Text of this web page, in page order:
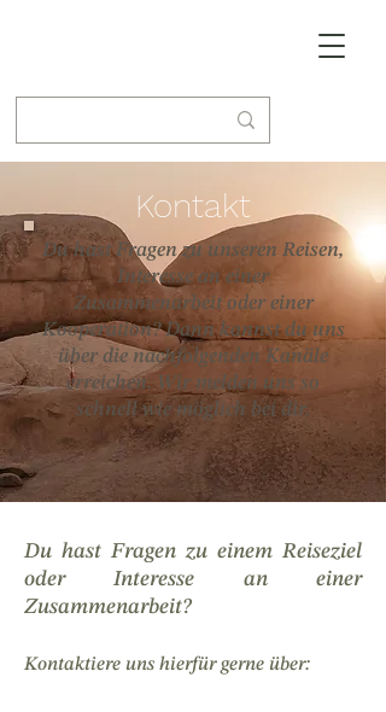
Du hast Fragen zu unseren Reisen,
Interesse an einer
Zusammenarbeit oder einer
Kooperation? Dann kannst du uns
über die nachfolgenden Kanäle
erreichen. Wir melden uns so
schnell wie möglich bei dir.
Kontakt
Du hast Fragen zu einem Reiseziel
oder Interesse an einer
Zusammenarbeit?
Kontaktiere uns hierfür gerne über: